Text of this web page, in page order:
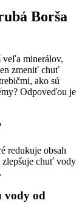
Borša
veľa minerálov,
zmeniť chuť
ako sú
Odpoveďou je
redukuje obsah
chuť vody
vody od